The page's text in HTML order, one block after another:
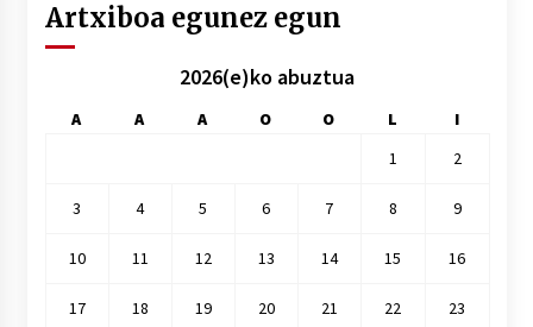
Artxiboa egunez egun
2026(e)ko abuztua
A A A O O L
I
1
2
3 4 5 6 7 8 9
10 11 12 13 14 15 16
17 18 19 20 21 22 23